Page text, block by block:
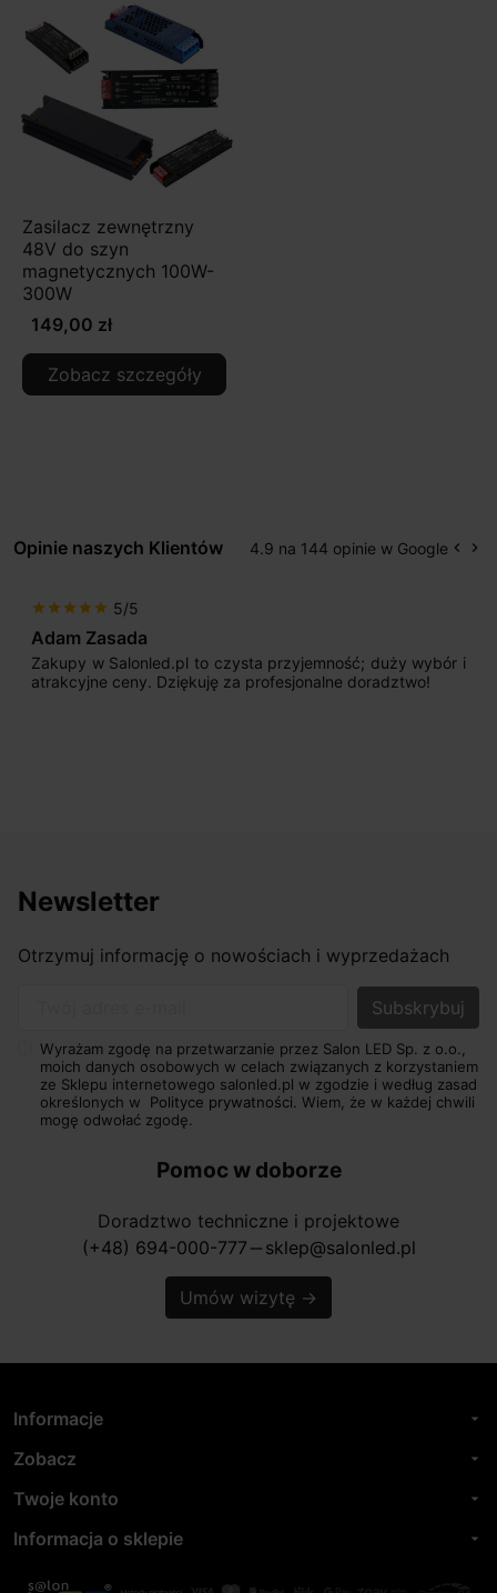
Zasilacz zewnętrzny
48V do szyn
magnetycznych 100W-
300W
149,00 zł
Zobacz szczegóły
Opinie naszych Klientów 4.9 na 144 opinie w Google keyboard_arrow_left keyboard_arrow_right
star star star star star 5/5
Adam Zasada
Zakupy w Salonled.pl to czysta przyjemność; duży wybór i
atrakcyjne ceny. Dziękuję za profesjonalne doradztwo!
Newsletter
Otrzymuj informację o nowościach i wyprzedażach
Wyrażam zgodę na przetwarzanie przez Salon LED Sp. z o.o.,
moich danych osobowych w celach związanych z korzystaniem
ze Sklepu internetowego salonled.pl w zgodzie i według zasad
określonych w Polityce prywatności. Wiem, że w każdej chwili
mogę odwołać zgodę.
Pomoc w doborze
Doradztwo techniczne i projektowe
(+48) 694-000-777 horizontal_rule sklep@salonled.pl
Umów wizytę →
Informacje arrow_drop_down
Zobacz arrow_drop_down
Twoje konto arrow_drop_down
Informacja o sklepie arrow_drop_down